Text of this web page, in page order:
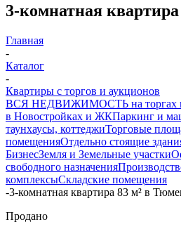
3-комнатная
Главная
-
Каталог
-
Квартиры с торгов и аукционов
ВСЯ НЕДВИЖИМОСТЬ на торгах
в Новостройках и ЖКПаркинг и
таунхаусы, коттеджиТорговые
помещенияОтдельно стоящие
БизнесЗемля и Земельные участки
свободного назначения
комплексыСкладские помещения
-3-комнатная квартира 83 м² в
Продано